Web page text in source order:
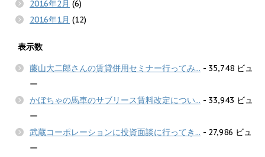
2016年2月 (6)
2016年1月 (12)
表示数
藤山大二郎さんの賃貸併用セミナー行ってみ... - 35,748 ビュ
ー
かぼちゃの馬車のサブリース賃料改定につい... - 33,943 ビュ
ー
武蔵コーポレーションに投資面談に行ってき... - 27,986 ビュ
ー